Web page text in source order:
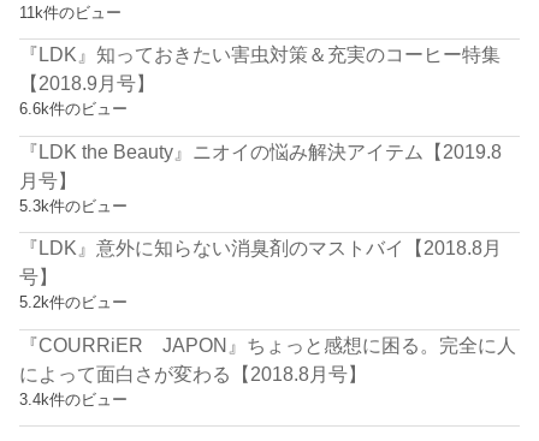
11k件のビュー
『LDK』知っておきたい害虫対策＆充実のコーヒー特集
【2018.9月号】
6.6k件のビュー
『LDK the Beauty』ニオイの悩み解決アイテム【2019.8
月号】
5.3k件のビュー
『LDK』意外に知らない消臭剤のマストバイ【2018.8月
号】
5.2k件のビュー
『COURRiER JAPON』ちょっと感想に困る。完全に人
によって面白さが変わる【2018.8月号】
3.4k件のビュー